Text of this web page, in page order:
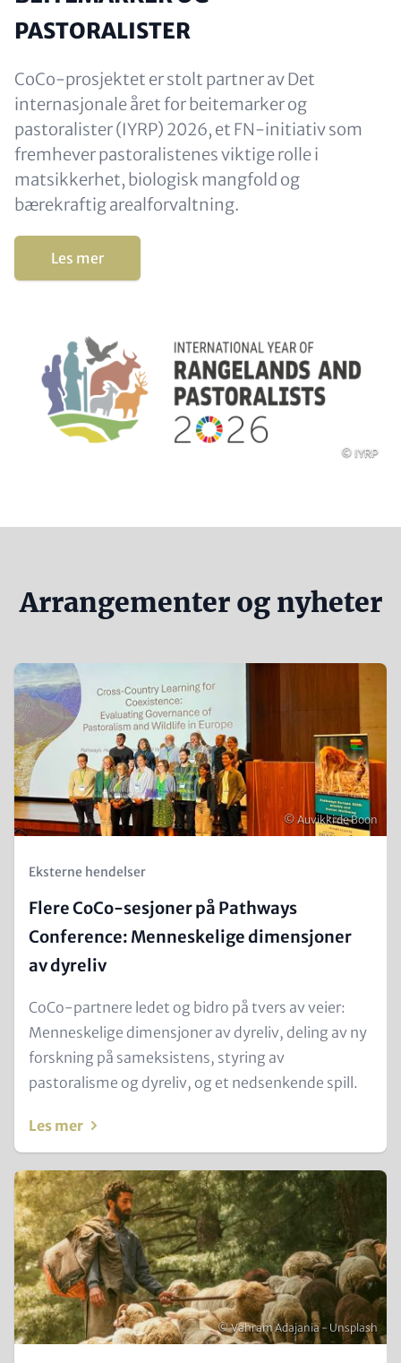
© IYRP
PASTORALISTER
CoCo-prosjektet er stolt partner av Det
internasjonale året for beitemarker og
pastoralister (IYRP) 2026, et FN-initiativ som
fremhever pastoralistenes viktige rolle i
matsikkerhet, biologisk mangfold og
bærekraftig arealforvaltning.
Les mer
Arrangementer og nyheter
Content
items
Teaser
Image
Opphavsrett
© Auvikki de Boon
Kicker
Eksterne hendelser
Flere CoCo-sesjoner på Pathways
Conference: Menneskelige dimensjoner
av dyreliv
Text
for
Teaser
and
CoCo-partnere ledet og bidro på tvers av veier:
Menneskelige dimensjoner av dyreliv, deling av ny
forskning på sameksistens, styring av
pastoralisme og dyreliv, og et nedsenkende spill.
Les mer
Teaser
Image
Opphavsrett
© Vahram Adajania - Unsplash